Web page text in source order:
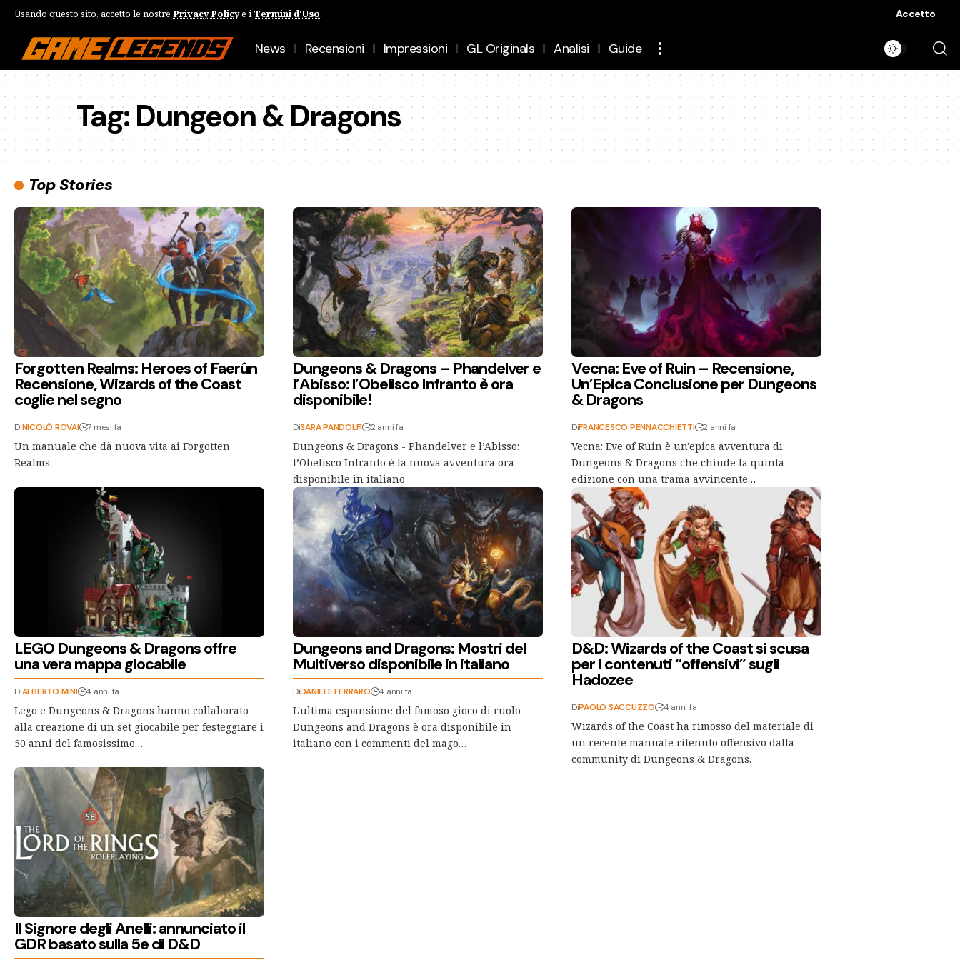
Usando questo sito, accetto le nostre Privacy Policye i Termini d'Uso. Accetto
News Recensioni Impressioni GL Originals Analisi Guide
Tag:Dungeon & Dragons
Top Stories
Forgotten Realms: Heroes of Faerûn
Recensione, Wizards of the Coast
coglie nel segno
DiNICOLÒ ROVAI 7 mesi fa
Un manuale che dà nuova vita ai Forgotten
Realms.
Dungeons & Dragons – Phandelver e
l’Abisso: l’Obelisco Infranto è ora
disponibile!
DiSARA PANDOLFI 2 anni fa
Dungeons & Dragons - Phandelver e l’Abisso:
l’Obelisco Infranto è la nuova avventura ora
disponibile in italiano
Vecna: Eve of Ruin – Recensione,
Un’Epica Conclusione per Dungeons
& Dragons
DiFRANCESCO PENNACCHIETTI 2 anni fa
Vecna: Eve of Ruin è un'epica avventura di
Dungeons & Dragons che chiude la quinta
edizione con una trama avvincente…
LEGO Dungeons & Dragons offre
una vera mappa giocabile
DiALBERTO MINI 4 anni fa
Lego e Dungeons & Dragons hanno collaborato
alla creazione di un set giocabile per festeggiare i
50 anni del famosissimo…
Dungeons and Dragons: Mostri del
Multiverso disponibile in italiano
DiDANIELE FERRARO 4 anni fa
L'ultima espansione del famoso gioco di ruolo
Dungeons and Dragons è ora disponibile in
italiano con i commenti del mago…
D&D: Wizards of the Coast si scusa
per i contenuti “offensivi” sugli
Hadozee
DiPAOLO SACCUZZO 4 anni fa
Wizards of the Coast ha rimosso del materiale di
un recente manuale ritenuto offensivo dalla
community di Dungeons & Dragons.
Il Signore degli Anelli: annunciato il
GDR basato sulla 5e di D&D